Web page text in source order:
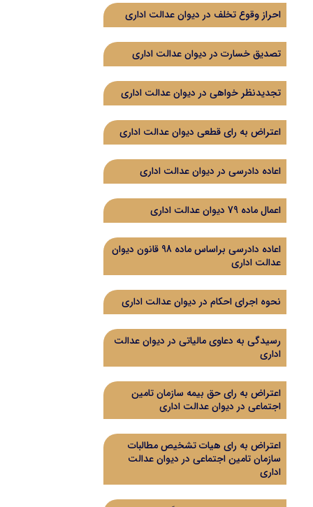
احراز وقوع تخلف در دیوان عدالت اداری
تصدیق خسارت در دیوان عدالت اداری
تجدیدنظر خواهی در دیوان عدالت اداری
اعتراض به رای قطعی دیوان عدالت اداری
اعاده دادرسی در دیوان عدالت اداری
اعمال ماده 79 دیوان عدالت اداری
اعاده دادرسی براساس ماده 98 قانون دیوان
عدالت اداری
نحوه اجرای احکام در دیوان عدالت اداری
رسیدگی به دعاوی مالیاتی در دیوان عدالت
اداری
اعتراض به رای حق بیمه سازمان تامین
اجتماعی در دیوان عدالت اداری
اعتراض به رای هیات تشخیص مطالبات
سازمان تامین اجتماعی در دیوان عدالت
اداری